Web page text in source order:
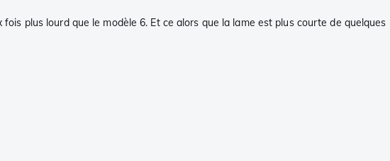
plus lourd que le modèle 6. Et ce alors que la lame est plus courte de quelques